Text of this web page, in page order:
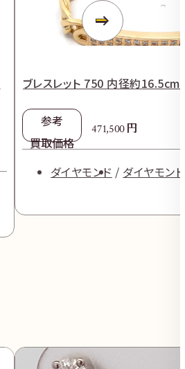
ブレスレット 750 内径約16.5cm
参考
買取価格
471,500円
ダイヤモンド ダイヤモンド